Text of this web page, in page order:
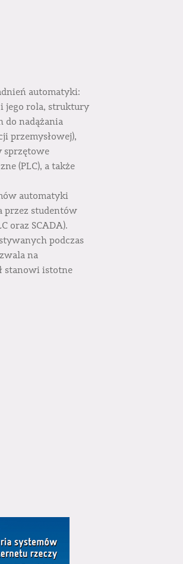
automatyki:
jego rola, struktury
do nadążania
przemysłowej),
sprzętowe
(PLC), a także
automatyki
przez studentów
oraz SCADA).
podczas
na
stanowi istotne